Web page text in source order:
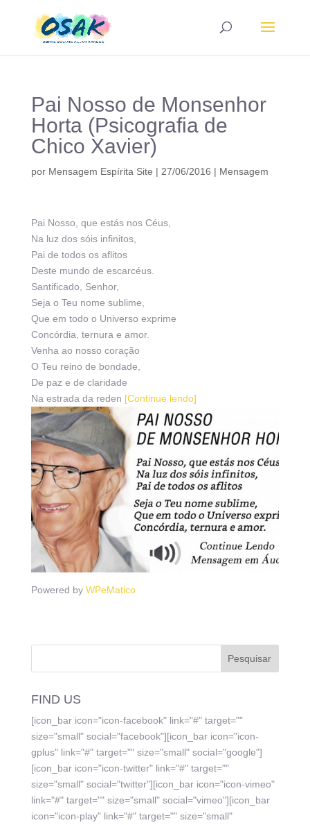
Pai Nosso de Monsenhor
Horta (Psicografia de
Chico Xavier)
por Mensagem Espírita Site | 27/06/2016 | Mensagem
Pai Nosso, que estás nos Céus,
Na luz dos sóis infinitos,
Pai de todos os aflitos
Deste mundo de escarcéus.
Santificado, Senhor,
Seja o Teu nome sublime,
Que em todo o Universo exprime
Concórdia, ternura e amor.
Venha ao nosso coração
O Teu reino de bondade,
De paz e de claridade
Na estrada da reden [Continue lendo]
Powered by WPeMatico
FIND US
[icon_bar icon="icon-facebook" link="#" target=""
size="small" social="facebook"][icon_bar icon="icon-
gplus" link="#" target="" size="small" social="google"]
[icon_bar icon="icon-twitter" link="#" target=""
size="small" social="twitter"][icon_bar icon="icon-vimeo"
link="#" target="" size="small" social="vimeo"][icon_bar
icon="icon-play" link="#" target="" size="small"